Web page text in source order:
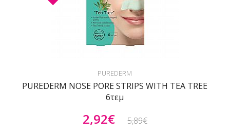
PUREDERM
PUREDERM NOSE PORE STRIPS WITH TEA TREE
6τεμ
2,92€ 5,89€